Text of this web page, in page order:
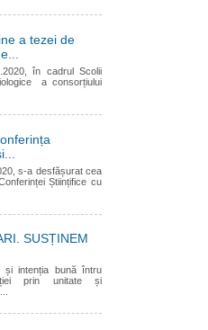
a tezei de
în cadrul Scolii
a consorțiului
s-a desfășurat cea
Științifice cu
SUSȚINEM
și intenția bună întru
prin unitate și